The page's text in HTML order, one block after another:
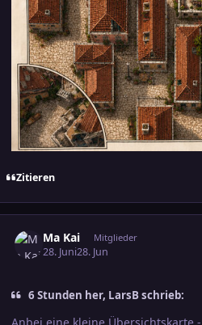
Zitieren
Ma Kai Mitglieder
28. Juni28. Jun
6 Stunden her, LarsB schrieb: